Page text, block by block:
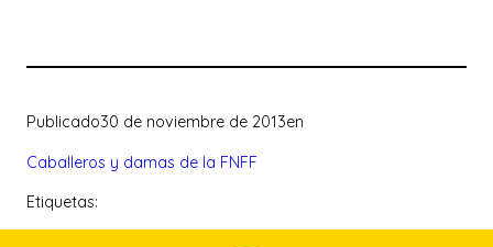
Publicado30 de noviembre de 2013en
Caballeros y damas de la FNFF
Etiquetas: